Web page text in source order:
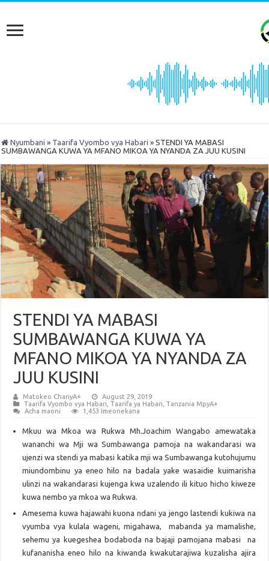
Nyumbani » Taarifa Vyombo vya Habari » STENDI YA MABASI
SUMBAWANGA KUWA YA MFANO MIKOA YA NYANDA ZA JUU KUSINI
STENDI YA MABASI
SUMBAWANGA KUWA YA
MFANO MIKOA YA NYANDA ZA
JUU KUSINI
Matokeo ChanyA+
August 29, 2019
Taarifa Vyombo vya Habari ,Taarifa ya Habari ,Tanzania MpyA+
Acha maoni
1,453 Imeonekana
Mkuu wa Mkoa wa Rukwa Mh.Joachim Wangabo amewataka
wananchi wa Mji wa Sumbawanga pamoja na wakandarasi wa
ujenzi wa stendi ya mabasi katika mji wa Sumbawanga kutohujumu
miundombinu ya eneo hilo na badala yake wasaidie kuimarisha
ulinzi na wakandarasi kujenga kwa uzalendo ili kituo hicho kiweze
kuwa nembo ya mkoa wa Rukwa.
Amesema kuwa hajawahi kuona ndani ya jengo lastendi kukiwa na
vyumba vya kulala wageni, migahawa, mabanda ya mamalishe,
sehemu ya kuegeshea bodaboda na bajaji pamojana mabasi na
kufananisha eneo hilo na kiwanda kwakutarajiwa kuzalisha ajira